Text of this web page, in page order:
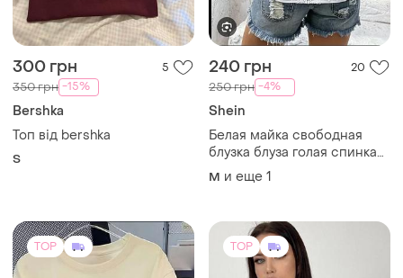
Bershka
Топ від bershka
Shein
Белая майка свободная
блузка блуза голая спинка
кружево вышиванка
вышивка трендовая
стильная нежная
M и еще 1
TOP TOP